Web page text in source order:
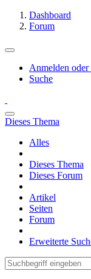
Dashboard
Forum
Anmelden oder
Suche
Dieses Thema
Alles
Dieses Thema
Dieses Forum
Artikel
Seiten
Forum
Erweiterte